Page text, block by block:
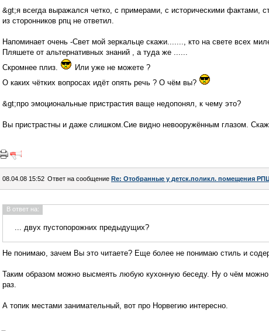
&gt;я всегда выражался четко, с примерами, с историческими фактами,
из сторонников рпц не ответил.
Напоминает очень -Свет мой зеркальце скажи......., кто на свете всех
Пляшете от альтернативных знаний , а туда же ......
Скромнее плиз.
Или уже не можете ?
О каких чётких вопросах идёт опять речь ? О чём вы?
&gt;про эмоциональные пристрастия ваще недопонял, к чему это?
Вы пристрастны и даже слишком.Сие видно невооружённым глазом.
08.04.08 15:52 Ответ на сообщение Re: Отобранные у детск.поликл. помещения
В ответ на:
... двух пустопорожних предыдущих?
Не понимаю, зачем Вы это читаете? Еще более не понимаю стиль и
Таким образом можно высмеять любую кухонную беседу. Ну о чём
раз.
А топик местами занимательный, вот про Норвегию интересно.